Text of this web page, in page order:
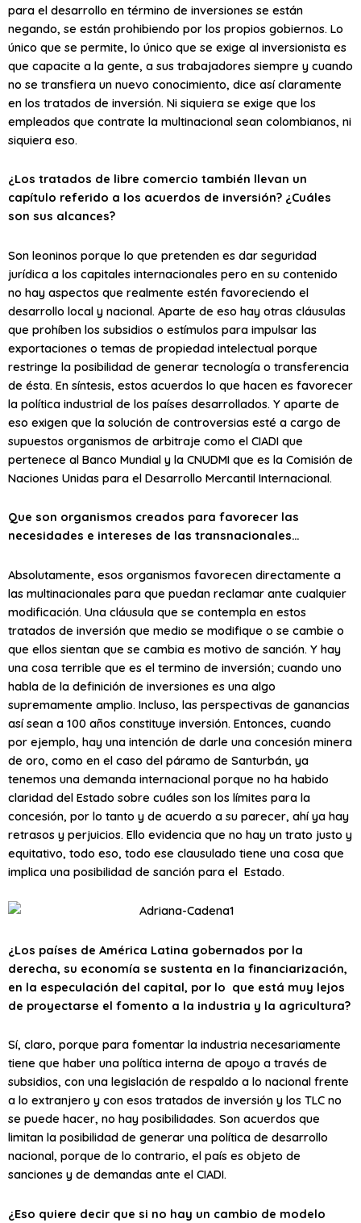
para el desarrollo en término de inversiones se están
negando, se están prohibiendo por los propios gobiernos. Lo
único que se permite, lo único que se exige al inversionista es
que capacite a la gente, a sus trabajadores siempre y cuando
no se transfiera un nuevo conocimiento, dice así claramente
en los tratados de inversión. Ni siquiera se exige que los
empleados que contrate la multinacional sean colombianos, ni
siquiera eso.
¿Los tratados de libre comercio también llevan un
capítulo referido a los acuerdos de inversión? ¿Cuáles
son sus alcances?
Son leoninos porque lo que pretenden es dar seguridad
jurídica a los capitales internacionales pero en su contenido
no hay aspectos que realmente estén favoreciendo el
desarrollo local y nacional. Aparte de eso hay otras cláusulas
que prohíben los subsidios o estímulos para impulsar las
exportaciones o temas de propiedad intelectual porque
restringe la posibilidad de generar tecnología o transferencia
de ésta. En síntesis, estos acuerdos lo que hacen es favorecer
la política industrial de los países desarrollados. Y aparte de
eso exigen que la solución de controversias esté a cargo de
supuestos organismos de arbitraje como el CIADI que
pertenece al Banco Mundial y la CNUDMI que es la Comisión de
Naciones Unidas para el Desarrollo Mercantil Internacional.
Que son organismos creados para favorecer las
necesidades e intereses de las transnacionales…
Absolutamente, esos organismos favorecen directamente a
las multinacionales para que puedan reclamar ante cualquier
modificación. Una cláusula que se contempla en estos
tratados de inversión que medio se modifique o se cambie o
que ellos sientan que se cambia es motivo de sanción. Y hay
una cosa terrible que es el termino de inversión; cuando uno
habla de la definición de inversiones es una algo
supremamente amplio. Incluso, las perspectivas de ganancias
así sean a 100 años constituye inversión. Entonces, cuando
por ejemplo, hay una intención de darle una concesión minera
de oro, como en el caso del páramo de Santurbán, ya
tenemos una demanda internacional porque no ha habido
claridad del Estado sobre cuáles son los límites para la
concesión, por lo tanto y de acuerdo a su parecer, ahí ya hay
retrasos y perjuicios. Ello evidencia que no hay un trato justo y
equitativo, todo eso, todo ese clausulado tiene una cosa que
implica una posibilidad de sanción para el Estado.
¿Los países de América Latina gobernados por la
derecha, su economía se sustenta en la financiarización,
en la especulación del capital, por lo que está muy lejos
de proyectarse el fomento a la industria y la agricultura?
Sí, claro, porque para fomentar la industria necesariamente
tiene que haber una política interna de apoyo a través de
subsidios, con una legislación de respaldo a lo nacional frente
a lo extranjero y con esos tratados de inversión y los TLC no
se puede hacer, no hay posibilidades. Son acuerdos que
limitan la posibilidad de generar una política de desarrollo
nacional, porque de lo contrario, el país es objeto de
sanciones y de demandas ante el CIADI.
¿Eso quiere decir que si no hay un cambio de modelo